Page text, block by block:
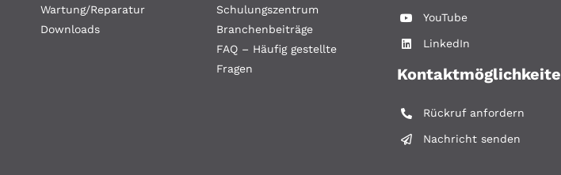
Wartung/Reparatur
Downloads
Schulungszentrum
Branchenbeiträge
FAQ – Häufig gestellte
Fragen
YouTube
LinkedIn
Rückruf anfordern
Nachricht senden